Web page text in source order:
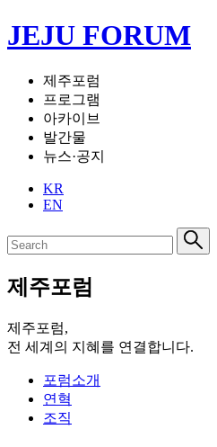
JEJU FORUM
제주포럼
프로그램
아카이브
발간물
뉴스·공지
KR
EN
제주포럼
제주포럼,
전 세계의 지혜를 연결합니다.
포럼소개
연혁
조직